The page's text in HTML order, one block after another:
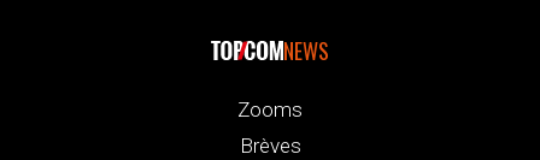
NEWS
Zooms
Brèves